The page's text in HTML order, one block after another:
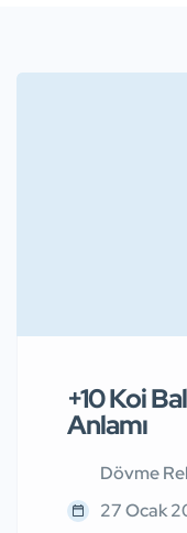
+10 Koi
Anlamı
Dövme
27 Ocak